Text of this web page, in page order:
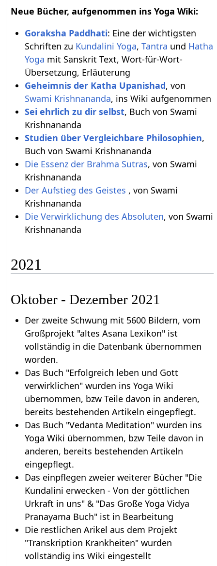
Neue Bücher, aufgenommen ins Yoga Wiki:
Goraksha Paddhati: Eine der wichtigsten
Schriften zu Kundalini Yoga, Tantra und Hatha
Yoga mit Sanskrit Text, Wort-für-Wort-
Übersetzung, Erläuterung
Geheimnis der Katha Upanishad, von
Swami Krishnananda, ins Wiki aufgenommen
Sei ehrlich zu dir selbst, Buch von Swami
Krishnananda
Studien über Vergleichbare Philosophien,
Buch von Swami Krishnananda
Die Essenz der Brahma Sutras, von Swami
Krishnananda
Der Aufstieg des Geistes , von Swami
Krishnananda
Die Verwirklichung des Absoluten, von Swami
Krishnananda
2021
Oktober - Dezember 2021
Der zweite Schwung mit 5600 Bildern, vom
Großprojekt "altes Asana Lexikon" ist
vollständig in die Datenbank übernommen
worden.
Das Buch "Erfolgreich leben und Gott
verwirklichen" wurden ins Yoga Wiki
übernommen, bzw Teile davon in anderen,
bereits bestehenden Artikeln eingepflegt.
Das Buch "Vedanta Meditation" wurden ins
Yoga Wiki übernommen, bzw Teile davon in
anderen, bereits bestehenden Artikeln
eingepflegt.
Das einpflegen zweier weiterer Bücher "Die
Kundalini erwecken - Von der göttlichen
Urkraft in uns" & "Das Große Yoga Vidya
Pranayama Buch" ist in Bearbeitung
Die restlichen Arikel aus dem Projekt
"Transkription Krankheiten" wurden
vollständig ins Wiki eingestellt